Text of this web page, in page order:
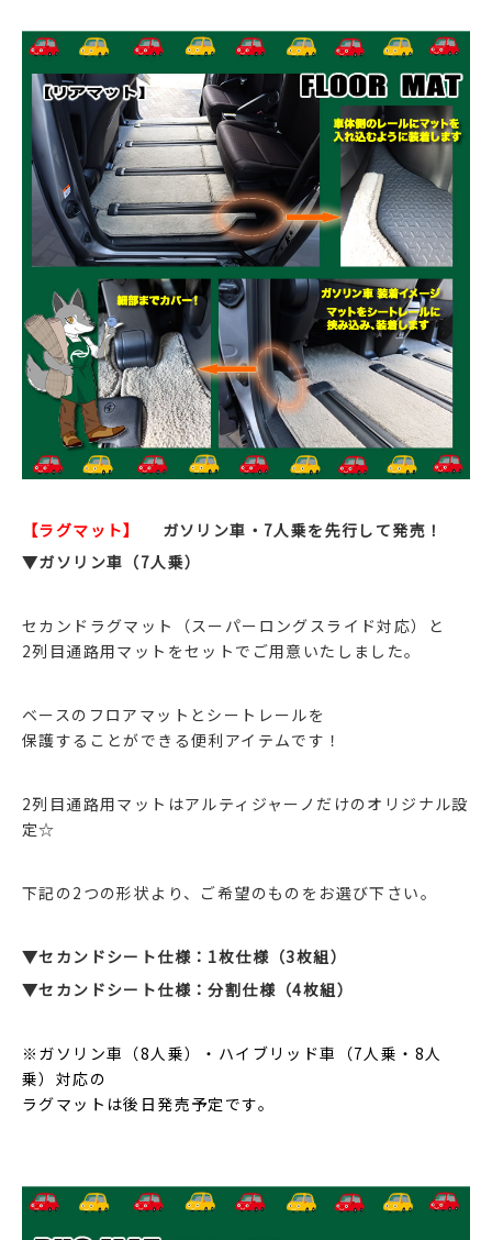
【ラグマット】
ガソリン車・7人乗を先行して発売！
▼ガソリン車（7人乗）
セカンドラグマット（スーパーロングスライド対応）と
2列目通路用マットをセットでご用意いたしました。
ベースのフロアマットとシートレールを
保護することができる便利アイテムです！
2列目通路用マットはアルティジャーノだけのオリジナル設
定☆
下記の2つの形状より、ご希望のものをお選び下さい。
▼セカンドシート仕様：1枚仕様（3枚組）
▼セカンドシート仕様：分割仕様（4枚組）
※ガソリン車（8人乗）・ハイブリッド車（7人乗・8人
乗）対応の
ラグマットは後日発売予定です。